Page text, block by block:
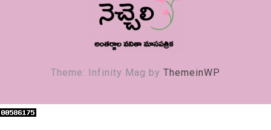
Theme: Infinity Mag by ThemeinWP